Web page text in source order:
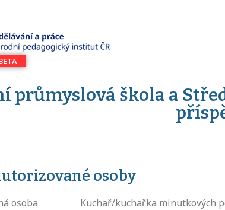
průmyslová škola a
osoby
osoba
Kuchař/kuchařka minutkových